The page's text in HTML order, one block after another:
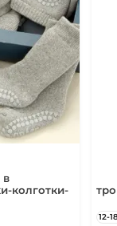
в
колготки-
12-